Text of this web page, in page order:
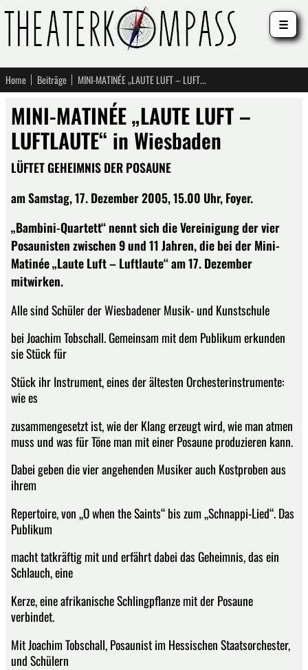
Home Beiträge MINI-MATINÉE „LAUTE LUFT – LUFTLAUTE“ in Wiesbaden
MINI-MATINÉE „LAUTE LUFT –
LUFTLAUTE“ in Wiesbaden
LÜFTET GEHEIMNIS DER POSAUNE
am Samstag, 17. Dezember 2005, 15.00 Uhr, Foyer.
„Bambini-Quartett“ nennt sich die Vereinigung der vier
Posaunisten zwischen 9 und 11 Jahren, die bei der Mini-
Matinée „Laute Luft – Luftlaute“ am 17. Dezember
mitwirken.
Alle sind Schüler der Wiesbadener Musik- und Kunstschule
bei Joachim Tobschall. Gemeinsam mit dem Publikum erkunden
sie Stück für
Stück ihr Instrument, eines der ältesten Orchesterinstrumente:
wie es
zusammengesetzt ist, wie der Klang erzeugt wird, wie man atmen
muss und was für Töne man mit einer Posaune produzieren kann.
Dabei geben die vier angehenden Musiker auch Kostproben aus
ihrem
Repertoire, von „O when the Saints“ bis zum „Schnappi-Lied“. Das
Publikum
macht tatkräftig mit und erfährt dabei das Geheimnis, das ein
Schlauch, eine
Kerze, eine afrikanische Schlingpflanze mit der Posaune
verbindet.
Mit Joachim Tobschall, Posaunist im Hessischen Staatsorchester,
und Schülern
☰